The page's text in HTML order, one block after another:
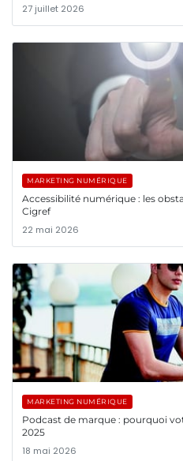
27 juillet 2026
MARKETING NUMÉRIQUE
Accessibilité numérique : les
Cigref
22 mai 2026
MARKETING NUMÉRIQUE
Podcast de marque : pourquoi
2025
18 mai 2026